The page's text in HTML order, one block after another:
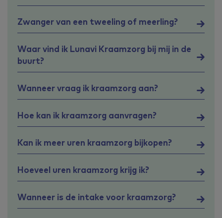
Zwanger van een tweeling of meerling?
Waar vind ik Lunavi Kraamzorg bij mij in de
buurt?
Wanneer vraag ik kraamzorg aan?
Hoe kan ik kraamzorg aanvragen?
Kan ik meer uren kraamzorg bijkopen?
Hoeveel uren kraamzorg krijg ik?
Wanneer is de intake voor kraamzorg?